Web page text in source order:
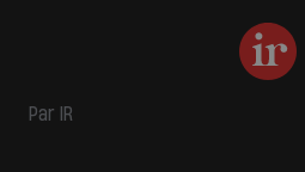
Par IR